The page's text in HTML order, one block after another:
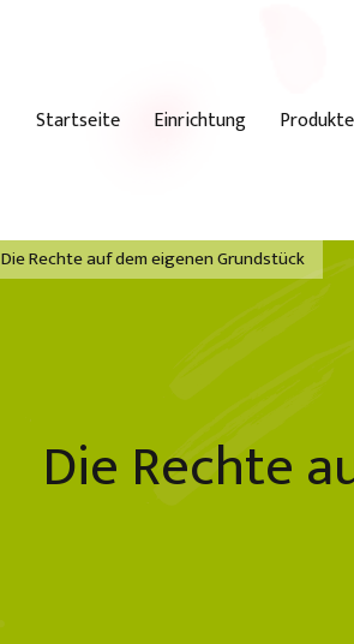
Startseite Einrichtung Produkte
Die Rechte auf dem eigenen Grundstück
Die Rechte